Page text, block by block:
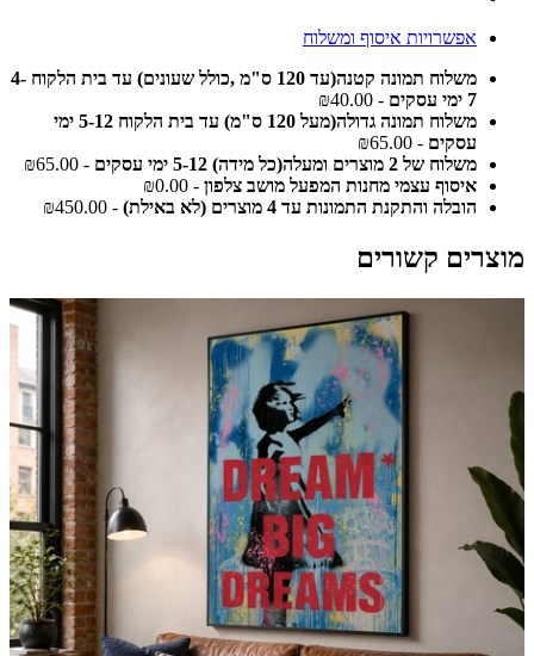
אפשרויות איסוף ומשלוח
משלוח תמונה קטנה(עד 120 ס"מ ,כולל שעונים) עד בית הלקוח 4-
7 ימי עסקים
- ₪40.00
משלוח תמונה גדולה(מעל 120 ס"מ) עד בית הלקוח 5-12 ימי
עסקים - ₪65.00
משלוח של 2 מוצרים ומעלה(כל מידה) 5-12 ימי עסקים
- ₪65.00
איסוף עצמי מחנות המפעל מושב צלפון - ₪0.00
הובלה והתקנת התמונות עד 4 מוצרים (לא באילת)
- ₪450.00
מוצרים קשורים